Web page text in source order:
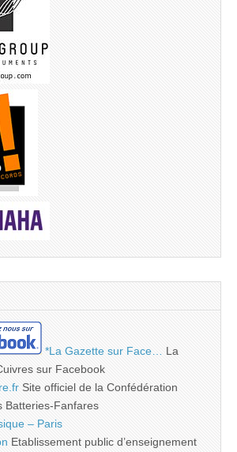
*La Gazette sur Face…
La
sur Facebook
Site officiel de la Confédération
Batteries-Fanfares
– Paris
Etablissement public d’enseignement